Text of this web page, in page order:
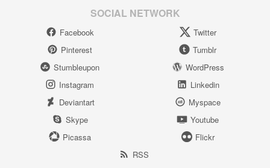
SOCIAL NETWORK
Facebook
Twitter
Pinterest
Tumblr
Stumbleupon
WordPress
Instagram
Linkedin
Deviantart
Myspace
Skype
Youtube
Picassa
Flickr
RSS